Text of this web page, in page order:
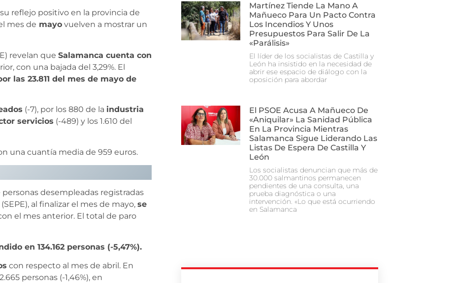
reflejo positivo en la provincia de
mes de mayo vuelven a mostrar un
revelan que Salamanca cuenta con
con una bajada del 3,29%. El
las 23.811 del mes de mayo de
(-7), por los 880 de la industria
servicios (-489) y los 1.610 del
una cuantía media de 959 euros.
desempleadas registradas
al finalizar el mes de mayo, se
el mes anterior. El total de paro
en 134.162 personas (-5,47%).
con respecto al mes de abril. En
personas (-1,46%), en
Martínez Tiende La Mano A
Mañueco Para Un Pacto Contra
Los Incendios Y Unos
Presupuestos Para Salir De La
«parálisis»
El líder de los socialistas de Castilla y
León ha insistido en la necesidad de
abrir ese espacio de diálogo con la
oposición para abordar
El PSOE Acusa A Mañueco De
«aniquilar» La Sanidad Pública
En La Provincia Mientras
Salamanca Sigue Liderando Las
Listas De Espera De Castilla Y
León
Los socialistas denuncian que más de
30.000 salmantinos permanecen
pendientes de una consulta, una
prueba diagnóstica o una
intervención. «Lo que está ocurriendo
en Salamanca